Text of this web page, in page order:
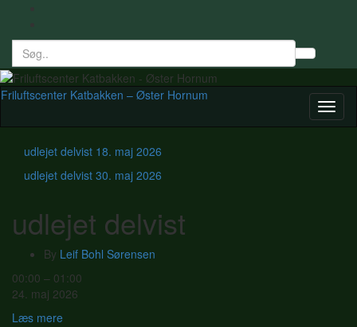
form
Search
for:
Friluftscenter Katbakken – Øster Hornum
udlejet delvist 18. maj 2026
udlejet delvist 30. maj 2026
udlejet delvist
By Leif Bohl Sørensen
udlejet
delvist
00:00 – 01:00
24. maj 2026
Læs mere